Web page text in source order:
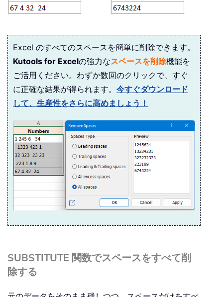
Excel のすべてのスペースを簡単に削除できます。
Kutools for Excelの強力なスペースを削除機能を
ご活用ください。わずか数回のクリックで、すぐ
に正確な結果が得られます。 今すぐダウンロード
して、生産性をさらに高めましょう！
SUBSTITUTE 関数でスペースをすべて削
除する